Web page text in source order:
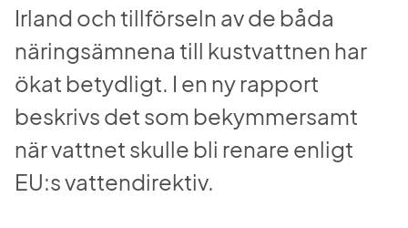
Irland och tillförseln av de båda
näringsämnena till kustvattnen har
ökat betydligt. I en ny rapport
beskrivs det som bekymmersamt
när vattnet skulle bli renare enligt
EU:s vattendirektiv.